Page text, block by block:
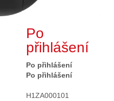
Po
přihlášení
Po přihlášení
Po přihlášení
H1ZA000101